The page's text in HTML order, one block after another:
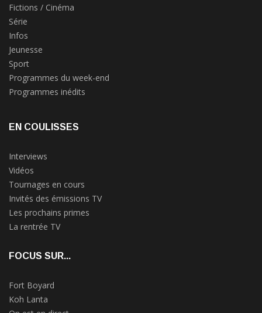
Fictions / Cinéma
Série
Infos
Jeunesse
Sport
Programmes du week-end
Programmes inédits
EN COULISSES
Interviews
Vidéos
Tournages en cours
Invités des émissions TV
Les prochains primes
La rentrée TV
FOCUS SUR...
Fort Boyard
Koh Lanta